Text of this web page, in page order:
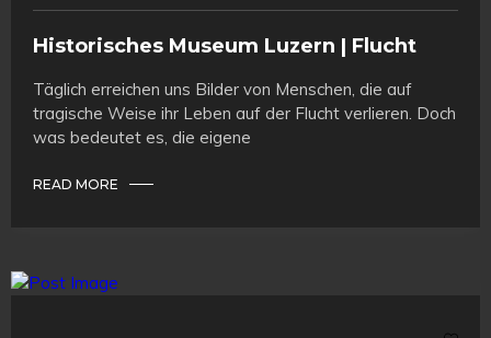
Historisches Museum Luzern | Flucht
Täglich erreichen uns Bilder von Menschen, die auf
tragische Weise ihr Leben auf der Flucht verlieren. Doch
was bedeutet es, die eigene
READ MORE